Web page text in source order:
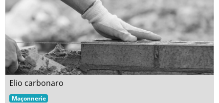
Elio carbonaro
Maçonnerie